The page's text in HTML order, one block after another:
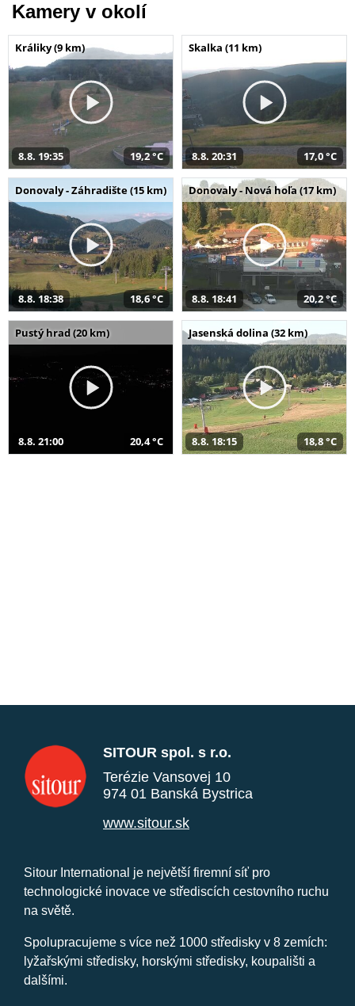
Kamery v okolí
Králiky (9 km)
8.8. 19:35 19,2 °C
Skalka (11 km)
8.8. 20:31 17,0 °C
Donovaly - Záhradište (15 km)
8.8. 18:38 18,6 °C
Donovaly - Nová hoľa (17 km)
8.8. 18:41 20,2 °C
Pustý hrad (20 km)
8.8. 21:00 20,4 °C
Jasenská dolina (32 km)
8.8. 18:15 18,8 °C
SITOUR spol. s r.o.
Terézie Vansovej 10
974 01 Banská Bystrica
www.sitour.sk
Sitour International je největší firemní síť pro
technologické inovace ve střediscích cestovního ruchu
na světě.
Spolupracujeme s více než 1000 středisky v 8 zemích:
lyžařskými středisky, horskými středisky, koupališti a
dalšími.